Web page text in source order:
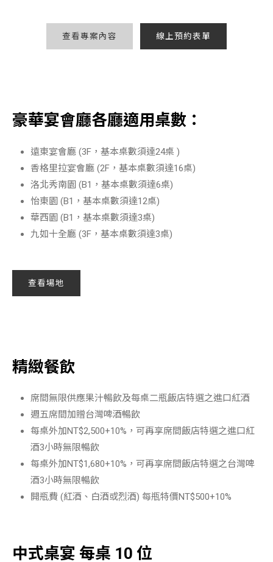
查看專案內容 線上預約表單
豪華宴會廳各廳適用桌數：
遠東宴會廳 (3F，基本桌數須達24桌 )
香格里拉宴會廳 (2F，基本桌數須達16桌)
洛北秀南園 (B1，基本桌數須達6桌)
怡東園 (B1，基本桌數須達12桌)
華西園 (B1，基本桌數須達3桌)
九如十全廳 (3F，基本桌數須達3桌)
查看場地
精緻餐飲
席間無限供應果汁暢飲及每桌二瓶飯店特選之進口紅酒
週五席間加贈台灣啤酒暢飲
每桌外加NT$2,500+10%，可再享席間飯店特選之進口紅
酒3小時無限暢飲
每桌外加NT$1,680+10%，可再享席間飯店特選之台灣啤
酒3小時無限暢飲
開瓶費 (紅酒、白酒或烈酒) 每瓶特價NT$500+10%
中式桌宴 每桌 10 位